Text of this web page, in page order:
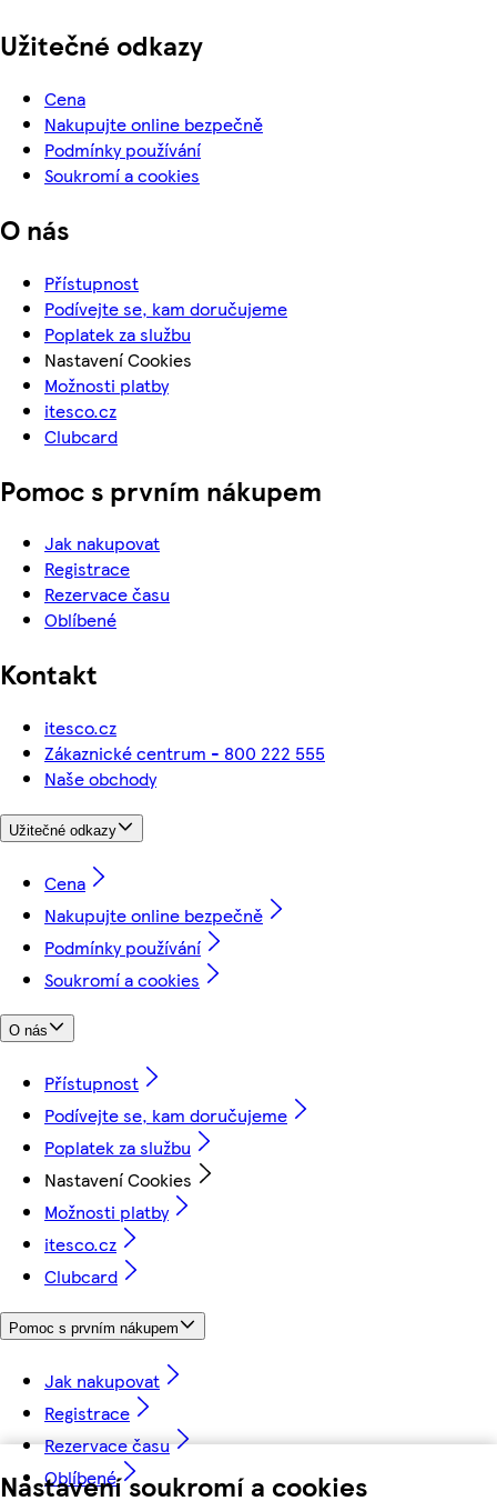
Nastavení soukromí a cookies
Užitečné odkazy
Cena
Nakupujte online bezpečně
Podmínky používání
Soukromí a cookies
O nás
Přístupnost
Podívejte se, kam doručujeme
Poplatek za službu
Nastavení Cookies
Možnosti platby
itesco.cz
Clubcard
Pomoc s prvním nákupem
Jak nakupovat
Registrace
Rezervace času
Oblíbené
Kontakt
itesco.cz
Zákaznické centrum - 800 222 555
Naše obchody
Užitečné odkazy
Cena
Nakupujte online bezpečně
Podmínky používání
Soukromí a cookies
O nás
Přístupnost
Podívejte se, kam doručujeme
Poplatek za službu
Nastavení Cookies
Možnosti platby
itesco.cz
Clubcard
Pomoc s prvním nákupem
Jak nakupovat
Registrace
Rezervace času
Oblíbené